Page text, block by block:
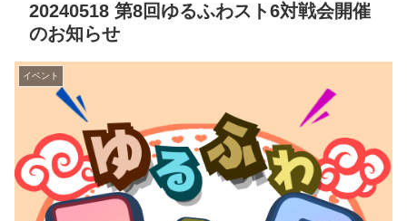
20240518 第8回ゆるふわスト6対戦会開催
のお知らせ
イベント